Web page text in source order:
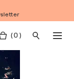
( 0 )